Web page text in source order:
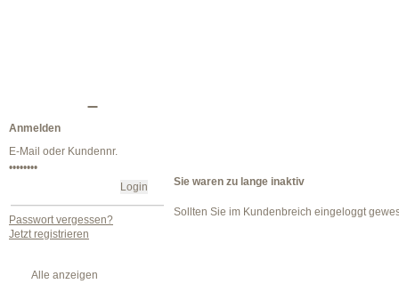
Anmelden
Passwort vergessen?
Jetzt registrieren
Alle anzeigen
Sie waren zu lange inaktiv
Sollten Sie im Kundenbreich eingeloggt